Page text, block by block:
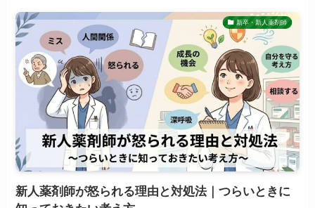
新卒・新人薬剤師
新人薬剤師が怒られる理由と対処法｜つらいときに